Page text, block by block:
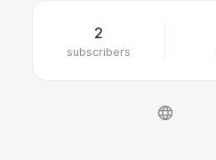
2
subscribers